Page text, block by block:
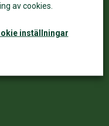
av cookies.
inställningar